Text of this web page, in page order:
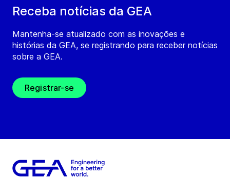
Receba notícias da GEA
Mantenha-se atualizado com as inovações e
histórias da GEA, se registrando para receber notícias
sobre a GEA.
Registrar-se